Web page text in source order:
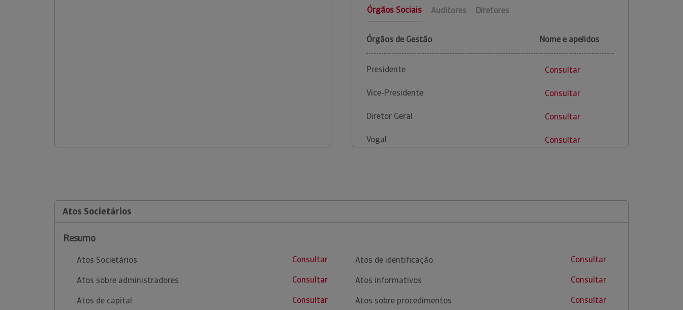
Órgãos Sociais Auditores Diretores
Órgãos de Gestão Nome e apelidos
Presidente Consultar
Vice-Presidente Consultar
Diretor Geral Consultar
Vogal Consultar
Atos Societários
Resumo
Atos Societários
Consultar
Atos sobre administradores
Consultar
Atos de capital
Consultar
Atos de identificação
Consultar
Atos informativos
Consultar
Atos sobre procedimentos
Consultar